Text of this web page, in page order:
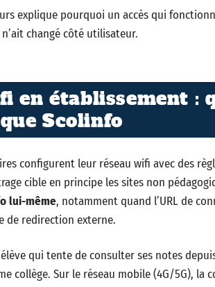
explique pourquoi un accès qui
changé côté utilisateur.
en établissement :
Scolinfo
configurent leur réseau wifi avec des
cible en principe les sites non
lui-même, notamment quand l’URL de
de redirection externe.
qui tente de consulter ses notes
collège. Sur le réseau mobile (4G/5G), la